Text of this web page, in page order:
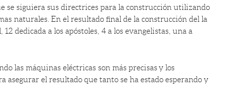
se siguiera sus directrices para la construcción utilizando
naturales. En el resultado final de la construcción del la
dedicada a los apóstoles, 4 a los evangelistas, una a
las máquinas eléctricas son más precisas y los
asegurar el resultado que tanto se ha estado esperando y